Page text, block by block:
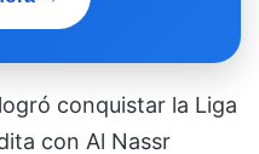
conquistar la Liga
con Al Nassr